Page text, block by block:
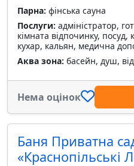
Парна: фінська сауна
Послуги: адміністратор,
кімната відпочинку,
кухар, кальян, медична
Аква зона: басейн, душ,
Нема оцінок
Баня Приватна
«Краснопільські